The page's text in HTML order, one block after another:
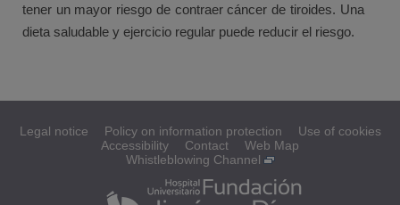
tener un mayor riesgo de contraer cáncer de tiroides. Una
dieta saludable y ejercicio regular puede reducir el riesgo.
Legal notice Policy on information protection
Use of cookies
Accessibility
Contact
Web Map
Whistleblowing Channel